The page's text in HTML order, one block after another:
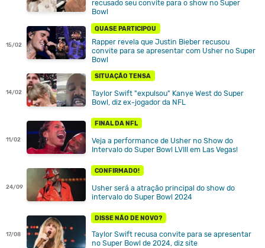
recusado seu convite para o show no Super
Bowl
15/02
QUASE PARTICIPOU
Rapper revela que Justin Bieber recusou
convite para se apresentar com Usher no Super
Bowl
14/02
SITUAÇÃO TENSA
Taylor Swift "expulsou" Kanye West do Super
Bowl, diz ex-jogador da NFL
11/02
FINAL DA NFL
Veja a performance de Usher no Show do
Intervalo do Super Bowl LVIII em Las Vegas!
24/09
CONFIRMADO!
Usher será a atração principal do show do
intervalo do Super Bowl 2024
17/08
DISSE NÃO DE NOVO?
Taylor Swift recusa convite para se apresentar
no Super Bowl de 2024, diz site